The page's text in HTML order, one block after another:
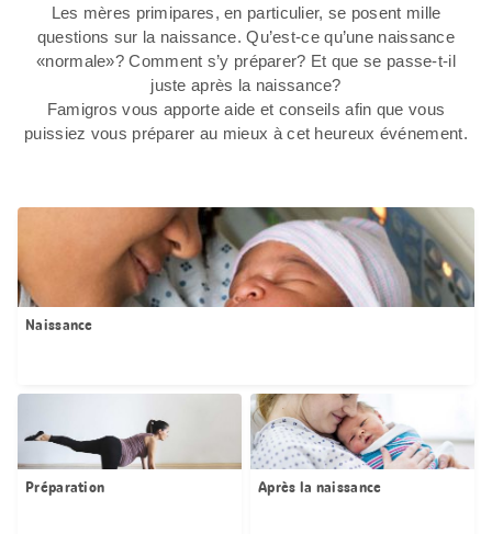
Les mères primipares, en particulier, se posent mille
questions sur la naissance. Qu’est-ce qu’une naissance
«normale»? Comment s’y préparer? Et que se passe-t-il
juste après la naissance?
Famigros vous apporte aide et conseils afin que vous
puissiez vous préparer au mieux à cet heureux événement.
Naissance
Préparation Après la naissance